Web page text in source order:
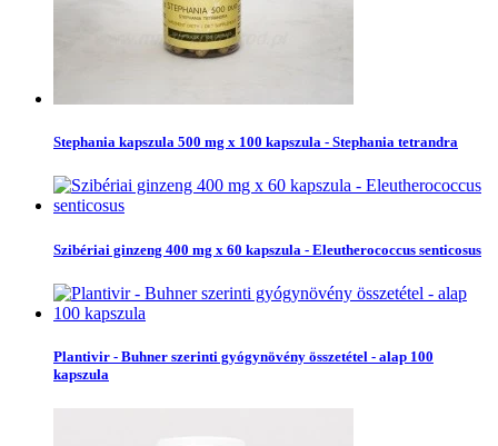
Stephania kapszula 500 mg x 100 kapszula - Stephania tetrandra
Szibériai ginzeng 400 mg x 60 kapszula - Eleutherococcus senticosus
Plantivir - Buhner szerinti gyógynövény összetétel - alap 100
kapszula